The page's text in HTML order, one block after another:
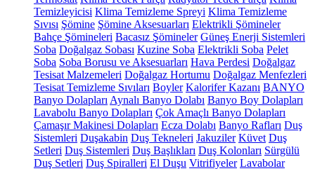
Temizleyicisi Klima Temizleme Spreyi Klima Temizleme
Sıvısı Şömine Şömine Aksesuarları Elektrikli Şömineler
Bahçe Şömineleri Bacasız Şömineler Güneş Enerji Sistemleri
Soba Doğalgaz Sobası Kuzine Soba Elektrikli Soba Pelet
Soba Soba Borusu ve Aksesuarları Hava Perdesi Doğalgaz
Tesisat Malzemeleri Doğalgaz Hortumu Doğalgaz Menfezleri
Tesisat Temizleme Sıvıları Boyler Kalorifer Kazanı BANYO
Banyo Dolapları Aynalı Banyo Dolabı Banyo Boy Dolapları
Lavabolu Banyo Dolapları Çok Amaçlı Banyo Dolapları
Çamaşır Makinesi Dolapları Ecza Dolabı Banyo Rafları Duş
Sistemleri Duşakabin Duş Tekneleri Jakuziler Küvet Duş
Setleri Duş Sistemleri Duş Başlıkları Duş Kolonları Sürgülü
Duş Setleri Duş Spiralleri El Duşu Vitrifiyeler Lavabolar